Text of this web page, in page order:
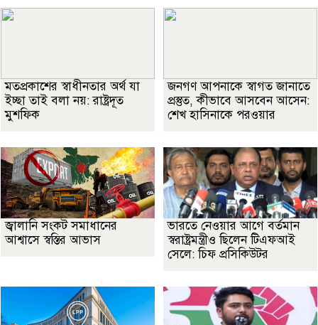
মতপ্রকাশের স্বাধীনতার অর্থ যা
ইচ্ছা তাই বলা নয়: রাষ্ট্রদূত
মুশফিক
জনগণ আপনাকে স্বাগত জানাতে
প্রস্তুত, কীভাবে আসবেন আসেন:
শেখ হাসিনাকে পরওয়ার
জ্বালানি সংকট সমাধানের
আশ্বাসে স্বস্তির আভাস
ভারতে নেওয়ার আগে বর্তমান
স্বরাষ্ট্রমন্ত্রীও ছিলেন টিএফআই
সেলে: চিফ প্রসিকিউটর